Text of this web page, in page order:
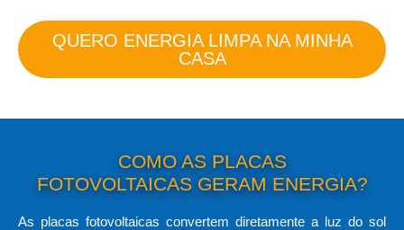
QUERO ENERGIA LIMPA NA MINHA
CASA
COMO AS PLACAS
FOTOVOLTAICAS GERAM ENERGIA?
As placas fotovoltaicas convertem diretamente a luz do sol